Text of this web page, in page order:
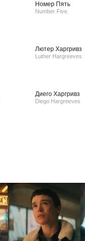
Номер Пять
Number Five
Лютер Харгривз
Luther Hargreeves
Диего Харгривз
Diego Hargreeves